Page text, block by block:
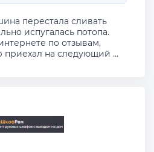
перестала сливать
испугалась потопа.
по отзывам,
приехал на следующий ...